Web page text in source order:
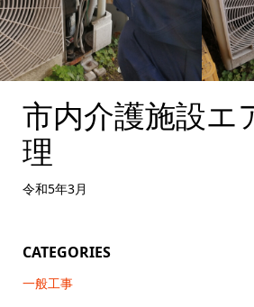
市内介護施設エ
理
令和5年3月
CATEGORIES
一般工事